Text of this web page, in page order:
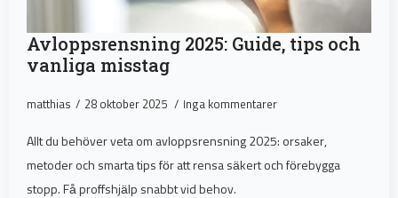
Avloppsrensning 2025: Guide, tips och
vanliga misstag
matthias 28 oktober 2025 Inga kommentarer
Allt du behöver veta om avloppsrensning 2025: orsaker,
metoder och smarta tips för att rensa säkert och förebygga
stopp. Få proffshjälp snabbt vid behov.